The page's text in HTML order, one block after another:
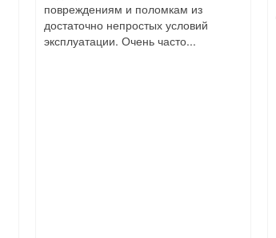
повреждениям и поломкам из
достаточно непростых условий
эксплуатации. Очень часто...